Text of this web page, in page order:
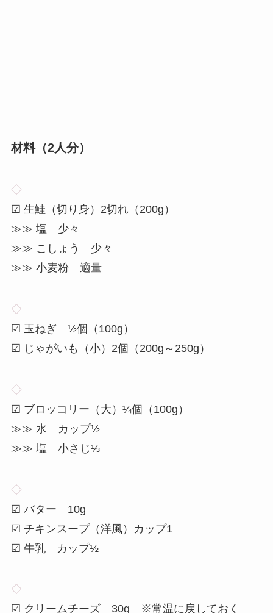
材料（2人分）
◇
☑ 生鮭（切り身）2切れ（200g）
≫≫ 塩 少々
≫≫ こしょう 少々
≫≫ 小麦粉 適量
◇
☑ 玉ねぎ ½個（100g）
☑ じゃがいも（小）2個（200g～250g）
◇
☑ ブロッコリー（大）¼個（100g）
≫≫ 水 カップ½
≫≫ 塩 小さじ⅓
◇
☑ バター 10g
☑ チキンスープ（洋風）カップ1
☑ 牛乳 カップ½
◇
☑ クリームチーズ 30g ※常温に戻しておく